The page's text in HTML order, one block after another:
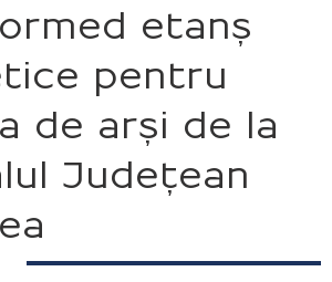
etanș
pentru
de arși de la
Județean